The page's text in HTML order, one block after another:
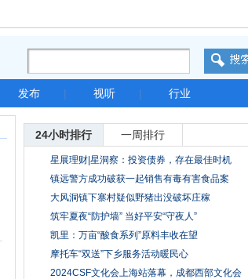
发布 | 视听 | 行业
24小时排行 一周排行
星展理财|星洞察：投资债券，存在最佳时机
吗？
镇远警方成功破获一起销售有毒有害食品案
大风洞镇下寨村疑似野猪出没破坏庄稼
筑牢夏夜“防护墙” 当好平安“守夜人”
凯里：万亩“酸食系列”原料丰收在望
摩托车“双送”下乡服务活动暖民心
2024CSF文化会上海站落幕，成都西部文化会